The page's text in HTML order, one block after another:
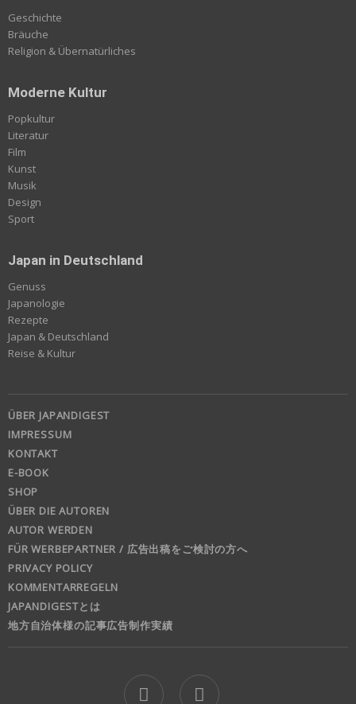
Geschichte
Bräuche
Religion & Übernatürliches
Moderne Kultur
Popkultur
Literatur
Film
Kunst
Musik
Design
Sport
Japan in Deutschland
Genuss
Japanologie
Rezepte
Japan & Deutschland
Reise & Kultur
ÜBER JAPANDIGEST
IMPRESSUM
KONTAKT
E-BOOK
SHOP
ÜBER DIE AUTOREN
AUTOR WERDEN
FÜR WERBEPARTNER / 広告出稿をご検討の方へ
PRIVACY POLICY
KOMMENTARREGELN
JAPANDIGESTとは
地方自治体様の記事広告制作実績